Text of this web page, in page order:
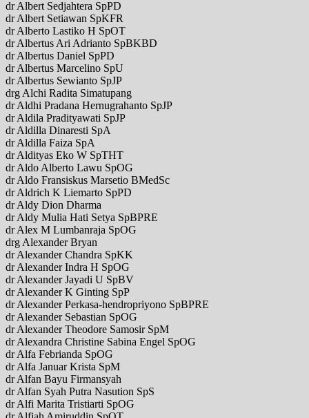
dr Albert Sedjahtera SpPD
dr Albert Setiawan SpKFR
dr Alberto Lastiko H SpOT
dr Albertus Ari Adrianto SpBKBD
dr Albertus Daniel SpPD
dr Albertus Marcelino SpU
dr Albertus Sewianto SpJP
drg Alchi Radita Simatupang
dr Aldhi Pradana Hernugrahanto SpJP
dr Aldila Pradityawati SpJP
dr Aldilla Dinaresti SpA
dr Aldilla Faiza SpA
dr Aldityas Eko W SpTHT
dr Aldo Alberto Lawu SpOG
dr Aldo Fransiskus Marsetio BMedSc
dr Aldrich K Liemarto SpPD
dr Aldy Dion Dharma
dr Aldy Mulia Hati Setya SpBPRE
dr Alex M Lumbanraja SpOG
drg Alexander Bryan
dr Alexander Chandra SpKK
dr Alexander Indra H SpOG
dr Alexander Jayadi U SpBV
dr Alexander K Ginting SpP
dr Alexander Perkasa-hendropriyono SpBPRE
dr Alexander Sebastian SpOG
dr Alexander Theodore Samosir SpM
dr Alexandra Christine Sabina Engel SpOG
dr Alfa Febrianda SpOG
dr Alfa Januar Krista SpM
dr Alfan Bayu Firmansyah
dr Alfan Syah Putra Nasution SpS
dr Alfi Marita Tristiarti SpOG